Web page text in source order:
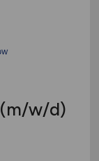
(m/w/d)